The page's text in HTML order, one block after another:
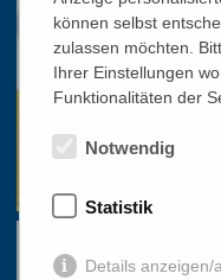
können selbst
zulassen möchten.
Ihrer Einstellungen
Funktionalitäten der
Notwendig
Statistik
Details anzeigen/